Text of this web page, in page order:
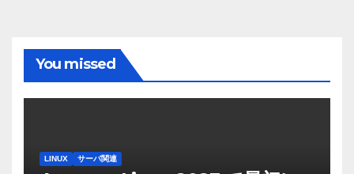
You missed
LINUX サーバ関連